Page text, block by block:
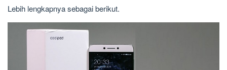
Lebih lengkapnya sebagai berikut.